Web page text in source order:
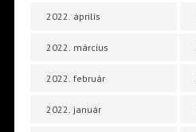
2022. április
2022. március
2022. február
2022. január